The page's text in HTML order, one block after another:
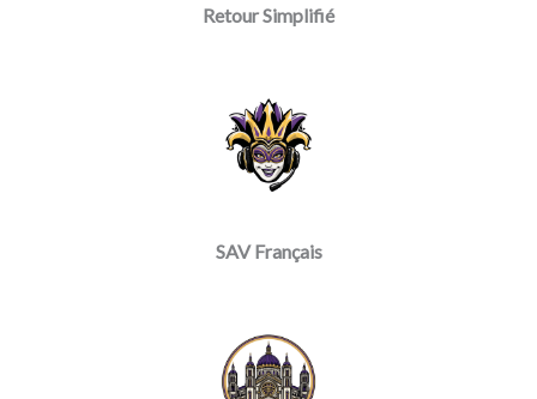
Retour Simplifié
SAV Français